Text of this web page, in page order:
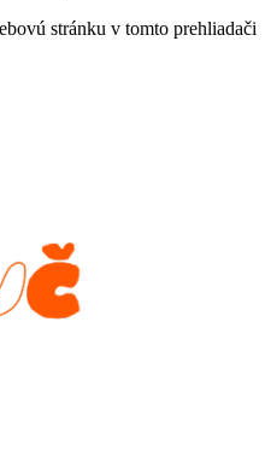
stránku v tomto prehliadači